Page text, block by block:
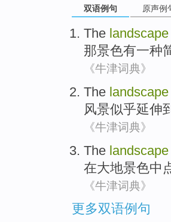
双语例句 原声例
The landscape
那景色有一种
《牛津词典》
The landscape
风景似乎延伸
《牛津词典》
The landscape
在大地景色中
《牛津词典》
更多双语例句